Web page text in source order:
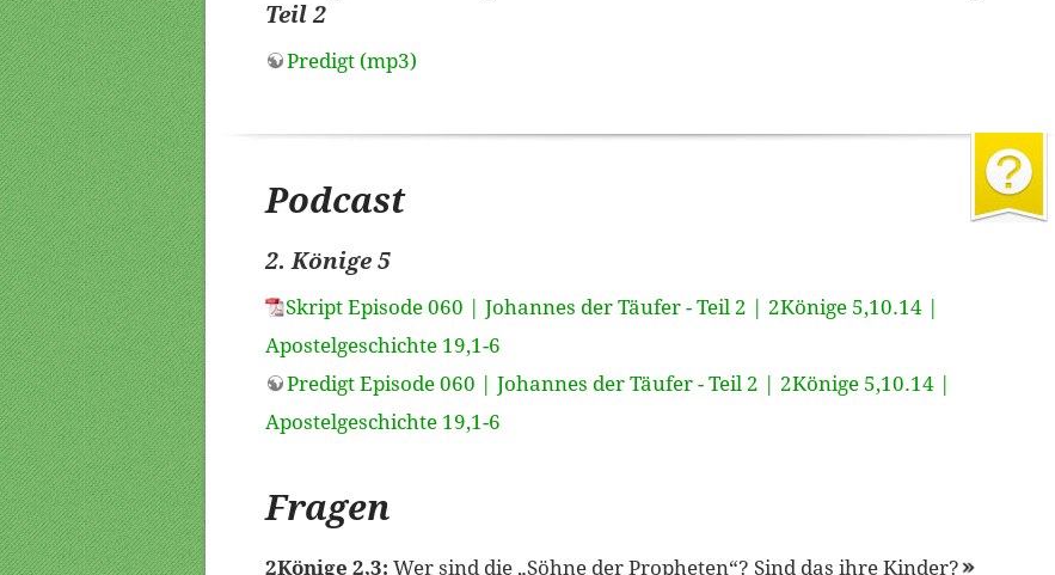
Teil 2
Predigt (mp3)
Podcast
2. Könige 5
Skript Episode 060 | Johannes der Täufer - Teil 2 | 2Könige 5,10.14 |
Apostelgeschichte 19,1-6
Predigt Episode 060 | Johannes der Täufer - Teil 2 | 2Könige 5,10.14 |
Apostelgeschichte 19,1-6
Fragen
2Könige 2,3: Wer sind die „Söhne der Propheten“? Sind das ihre Kinder?